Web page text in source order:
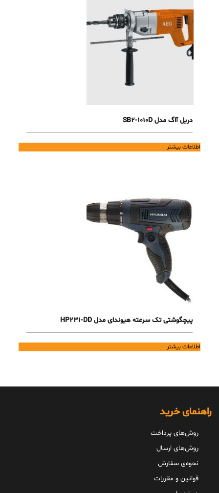
دریل آاگ مدل SB2-1010D
اطلاعات بیشتر
پیچگوشتی تک سرعته هیوندای مدل HP231-DD
اطلاعات بیشتر
راهنمای خرید
روش‌های پرداخت
روش‌های ارسال
نحوه‌ی سفارش
قوانین و مقررات